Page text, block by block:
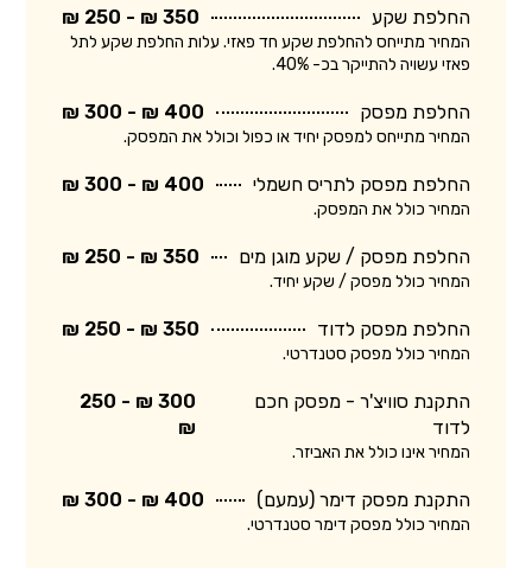
החלפת שקע 350 ₪ - 250 ₪
המחיר מתייחס להחלפת שקע חד פאזי. עלות החלפת שקע לתל
פאזי עשויה להתייקר בכ- 40%.
החלפת מפסק 400 ₪ - 300 ₪
המחיר מתייחס למפסק יחיד או כפול וכולל את המפסק.
החלפת מפסק לתריס חשמלי 400 ₪ - 300 ₪
המחיר כולל את המפסק.
החלפת מפסק / שקע מוגן מים 350 ₪ - 250 ₪
המחיר כולל מפסק / שקע יחיד.
החלפת מפסק לדוד 350 ₪ - 250 ₪
המחיר כולל מפסק סטנדרטי.
התקנת סוויצ'ר - מפסק חכם
לדוד
300 ₪ - 250
₪
המחיר אינו כולל את האביזר.
התקנת מפסק דימר (עמעם) 400 ₪ - 300 ₪
המחיר כולל מפסק דימר סטנדרטי.